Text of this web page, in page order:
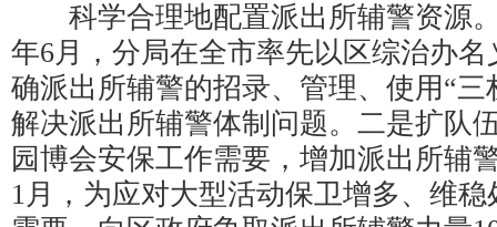
科学合理地配置派出所辅警资源。
年6月，分局在全市率先以区综治办
确派出所辅警的招录、管理、使用“三
解决派出所辅警体制问题。二是扩队
园博会安保工作需要，增加派出所辅
1月，为应对大型活动保卫增多、维